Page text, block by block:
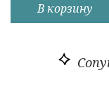
В корзину